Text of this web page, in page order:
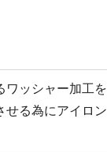
ワッシャー加工を
せる為にアイロン